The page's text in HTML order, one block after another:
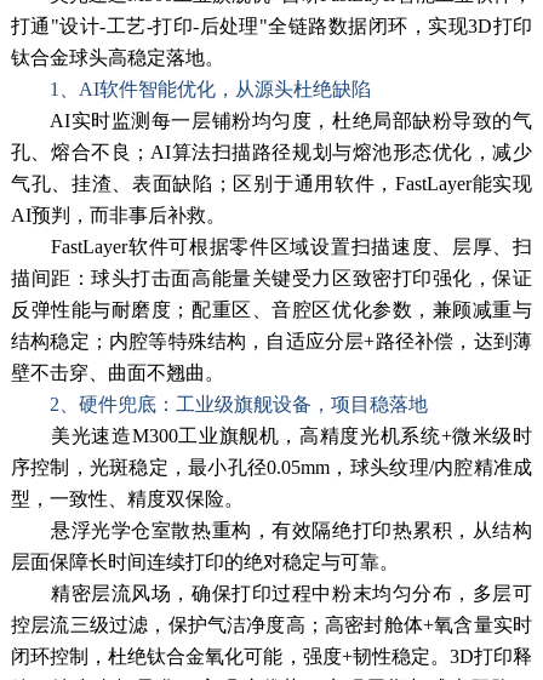
打通"设计-工艺-打印-后处理"全链路数据闭环，实现3D打印
钛合金球头高稳定落地。
1、AI软件智能优化，从源头杜绝缺陷
AI实时监测每一层铺粉均匀度，杜绝局部缺粉导致的气
孔、熔合不良；AI算法扫描路径规划与熔池形态优化，减少
气孔、挂渣、表面缺陷；区别于通用软件，FastLayer能实现
AI预判，而非事后补救。
FastLayer软件可根据零件区域设置扫描速度、层厚、扫
描间距：球头打击面高能量关键受力区致密打印强化，保证
反弹性能与耐磨度；配重区、音腔区优化参数，兼顾减重与
结构稳定；内腔等特殊结构，自适应分层+路径补偿，达到薄
壁不击穿、曲面不翘曲。
2、硬件兜底：工业级旗舰设备，项目稳落地
美光速造M300工业旗舰机，高精度光机系统+微米级时
序控制，光斑稳定，最小孔径0.05mm，球头纹理/内腔精准成
型，一致性、精度双保险。
悬浮光学仓室散热重构，有效隔绝打印热累积，从结构
层面保障长时间连续打印的绝对稳定与可靠。
精密层流风场，确保打印过程中粉末均匀分布，多层可
控层流三级过滤，保护气洁净度高；高密封舱体+氧含量实时
闭环控制，杜绝钛合金氧化可能，强度+韧性稳定。3D打印释